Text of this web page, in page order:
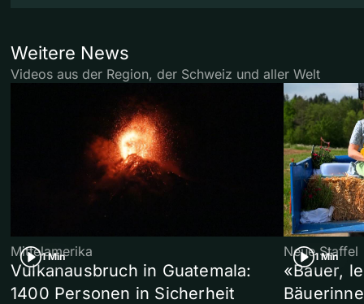
Weitere News
Videos aus der Region, der Schweiz und aller Welt
1 Min
Mittelamerika
Vulkanausbruch in Guatemala:
1400 Personen in Sicherheit
1 Min
Neue Staffel
«Bauer,